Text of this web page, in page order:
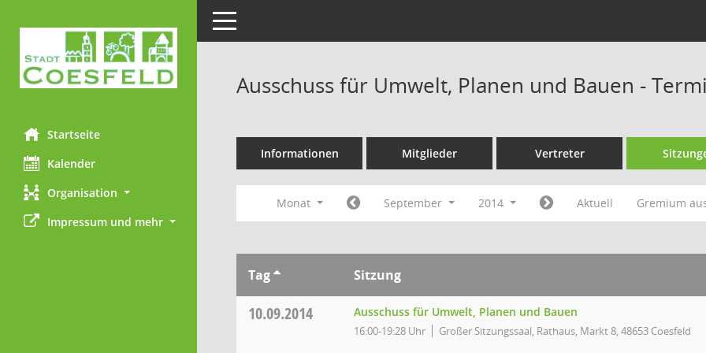
Startseite
Kalender
Organisation
Impressum und mehr
Toggle navigation
Ausschuss für Umwelt, Planen und Bauen -
Informationen Mitglieder Vertreter
Monat September 2014 Aktuell Gremium
Tag Sitzung
10.09.2014 Ausschuss für Umwelt, Planen und Bauen
16:00-19:28 Uhr Großer Sitzungssaal, Rathaus, Markt 8, 48653 Coesfeld